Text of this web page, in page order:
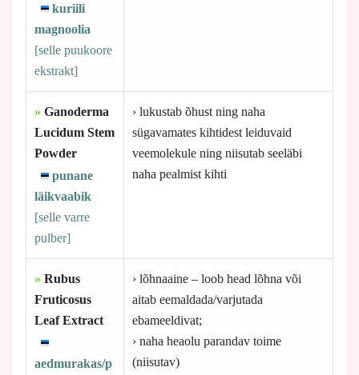
kuriili
magnoolia
[selle puukoore
ekstrakt]
» Ganoderma
Lucidum Stem
Powder
punane
läikvaabik
[selle varre
pulber]
› lukustab õhust ning naha
sügavamates kihtidest leiduvaid
veemolekule ning niisutab seeläbi
naha pealmist kihti
» Rubus
Fruticosus
Leaf Extract
aedmurakas/p
› lõhnaaine – loob head lõhna või
aitab eemaldada/varjutada
ebameeldivat;
› naha heaolu parandav toime
(niisutav)